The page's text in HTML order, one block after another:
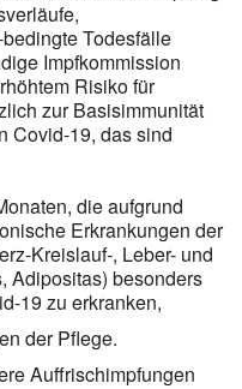
Todesfälle
Impfkommission
Risiko für
zur Basisimmunität
Covid-19, das sind
die aufgrund
Erkrankungen der
Kreislauf-, Leber- und
Adipositas) besonders
19 zu erkranken,
der Pflege.
Auffrischimpfungen